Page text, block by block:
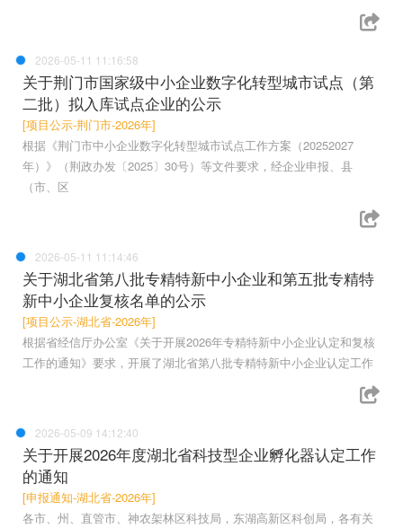
2026-05-11 11:16:58
关于荆门市国家级中小企业数字化转型城市试点（第
二批）拟入库试点企业的公示
[项目公示-荆门市-2026年]
根据《荆门市中小企业数字化转型城市试点工作方案（20252027
年）》（荆政办发〔2025〕30号）等文件要求，经企业申报、县
（市、区
2026-05-11 11:14:46
关于湖北省第八批专精特新中小企业和第五批专精特
新中小企业复核名单的公示
[项目公示-湖北省-2026年]
根据省经信厅办公室《关于开展2026年专精特新中小企业认定和复核
工作的通知》要求，开展了湖北省第八批专精特新中小企业认定工作
2026-05-09 14:12:40
关于开展2026年度湖北省科技型企业孵化器认定工作
的通知
[申报通知-湖北省-2026年]
各市、州、直管市、神农架林区科技局，东湖高新区科创局，各有关